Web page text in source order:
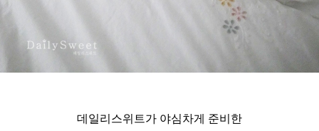
데일리스위트가 야심차게 준비한